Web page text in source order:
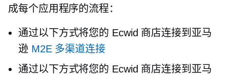
成每个应用程序的流程：
通过以下方式将您的 Ecwid 商店连接到亚马
逊 M2E 多渠道连接
通过以下方式将您的 Ecwid 商店连接到亚马